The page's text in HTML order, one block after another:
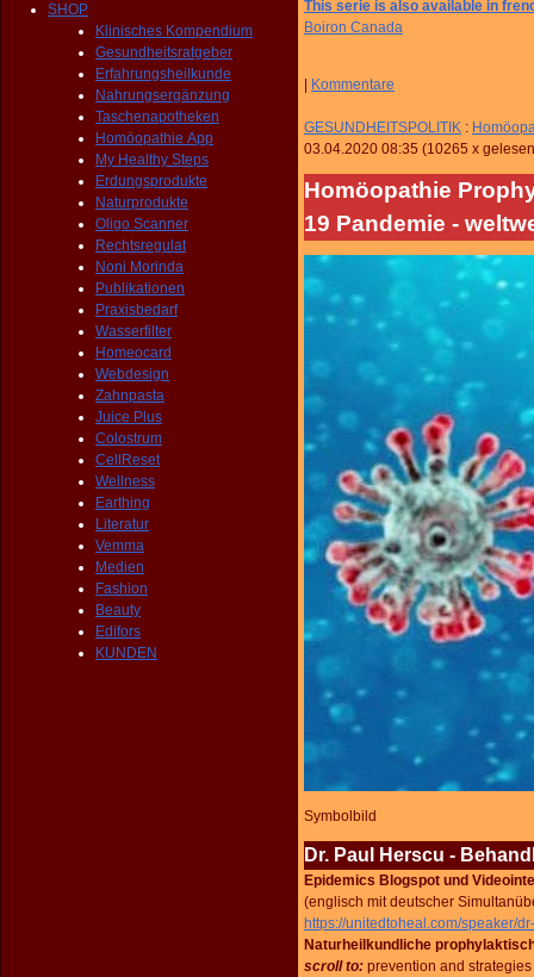
SHOP
Klinisches Kompendium
Gesundheitsratgeber
Erfahrungsheilkunde
Nahrungsergänzung
Taschenapotheken
Homöopathie App
My Healthy Steps
Erdungsprodukte
Naturprodukte
Oligo Scanner
Rechtsregulat
Noni Morinda
Publikationen
Praxisbedarf
Wasserfilter
Homeocard
Webdesign
Zahnpasta
Juice Plus
Colostrum
CellReset
Wellness
Earthing
Literatur
Vemma
Medien
Fashion
Beauty
Edifors
KUNDEN
This serie is also available in
Boiron Canada
Kommentare
GESUNDHEITSPOLITIK :
03.04.2020 08:35 (10265 x gelesen
Homöopathie
19 Pandemie -
Symbolbild
Dr. Paul Herscu -
Epidemics Blogspot und
(englisch mit deutscher
https://unitedtoheal.com/speaker/
Naturheilkundliche
scroll to: prevention and strategies